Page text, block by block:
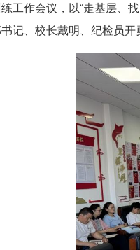
工作会议，以“走基层、
记、校长戴明、纪检员开